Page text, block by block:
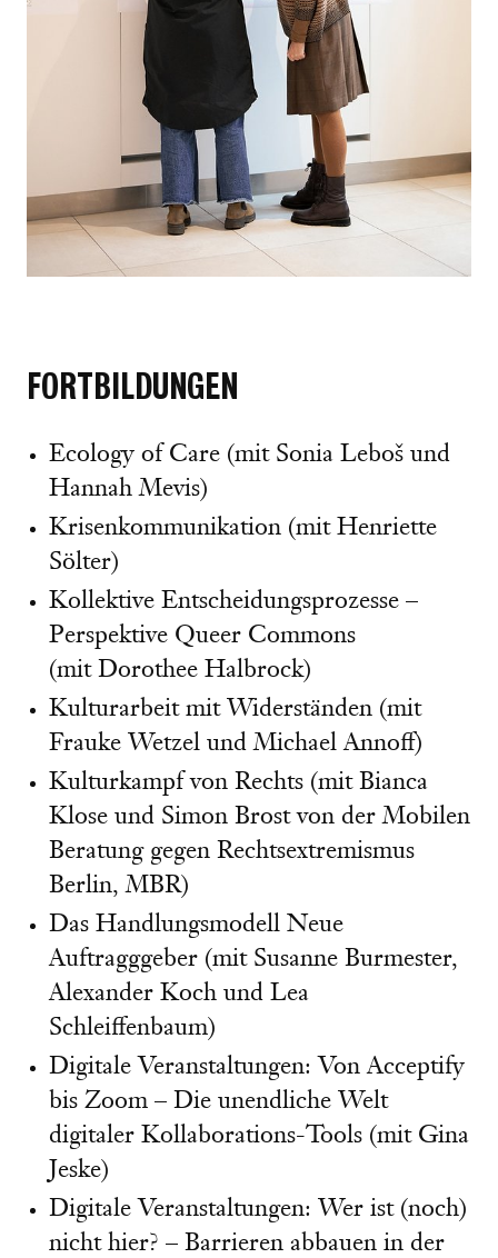
FORTBILDUNGEN
Ecology of Care (mit Sonia Leboš und
Hannah Mevis)
Krisenkommunikation (mit Henriette
Sölter)
Kollektive Entscheidungsprozesse –
Perspektive Queer Commons
(mit Dorothee Halbrock)
Kulturarbeit mit Widerständen (mit
Frauke Wetzel und Michael Annoff)
Kulturkampf von Rechts (mit Bianca
Klose und Simon Brost von der Mobilen
Beratung gegen Rechtsextremismus
Berlin, MBR)
Das Handlungsmodell Neue
Auftragggeber (mit Susanne Burmester,
Alexander Koch und Lea
Schleiffenbaum)
Digitale Veranstaltungen: Von Acceptify
bis Zoom – Die unendliche Welt
digitaler Kollaborations-Tools (mit Gina
Jeske)
Digitale Veranstaltungen: Wer ist (noch)
nicht hier? – Barrieren abbauen in der